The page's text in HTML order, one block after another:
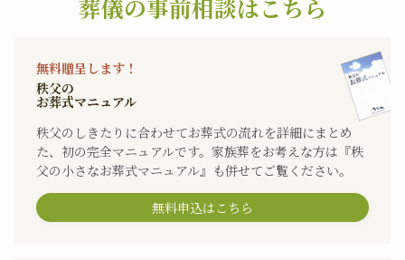
葬儀の事前相談はこちら
無料贈呈します！
秩父の
お葬式マニュアル
秩父のしきたりに合わせてお葬式の流れを詳細にまとめ
た、初の完全マニュアルです。家族葬をお考えな方は『秩
父の小さなお葬式マニュアル』も併せてご覧ください。
無料申込はこちら